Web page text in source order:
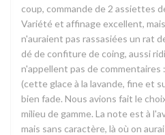
coup, commande de 2 assiettes
Variété et affinage excellent,
n'auraient pas rassasiées un rat
dé de confiture de coing, aussi
n'appellent pas de commentaires
(cette glace à la lavande, fine et
bien fade. Nous avions fait le
milieu de gamme. La note est à
mais sans caractère, là où on